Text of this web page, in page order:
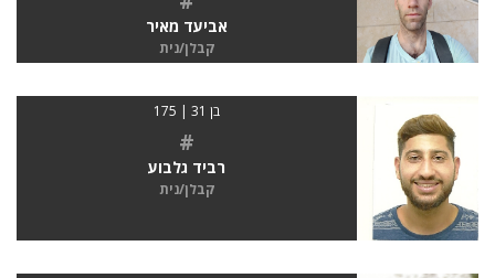
אביעד מאיר
קבלן/נית
בן 31 | 175
#
רביד גלבוע
קבלן/נית